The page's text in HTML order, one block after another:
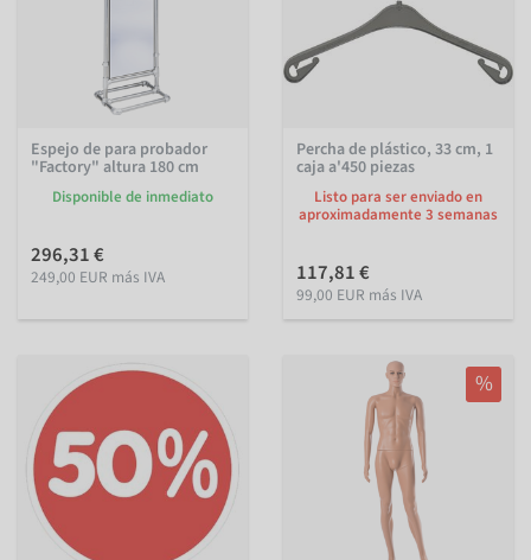
Espejo de para probador
"Factory" altura 180 cm
Disponible de inmediato
296,31 €
249,00 EUR más IVA
Percha de plástico, 33 cm, 1
caja a'450 piezas
Listo para ser enviado en
aproximadamente 3 semanas
117,81 €
99,00 EUR más IVA
%